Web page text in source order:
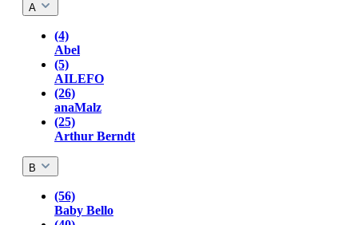
A
(4)
Abel
(5)
AILEFO
(26)
anaMalz
(25)
Arthur Berndt
B
(56)
Baby Bello